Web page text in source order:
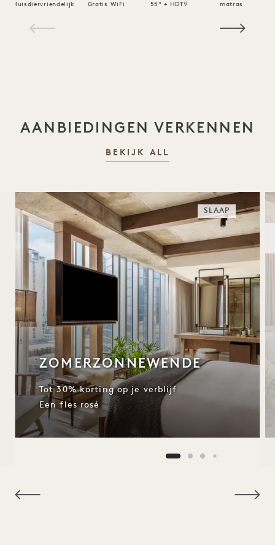
Huisdiervriendelijk Gratis WiFi 55" + HDTV
matras
AANBIEDINGEN VERKENNEN
BEKIJK ALL
SLAAP
ZOMERZONNEWENDE
Tot 30% korting op je verblijf
Een fles rosé